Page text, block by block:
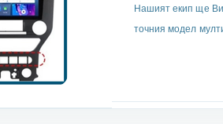
Нашият екип ще
точния модел